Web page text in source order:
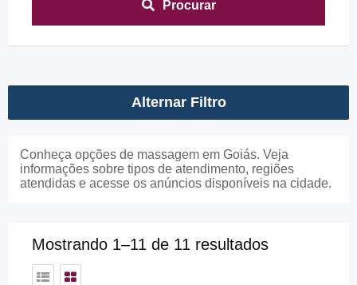
Procurar
Alternar Filtro
Conheça opções de massagem em Goiás. Veja
informações sobre tipos de atendimento, regiões
atendidas e acesse os anúncios disponíveis na cidade.
Mostrando 1–11 de 11 resultados